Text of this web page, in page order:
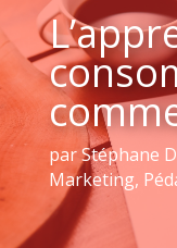
parStéphane
Marketing,